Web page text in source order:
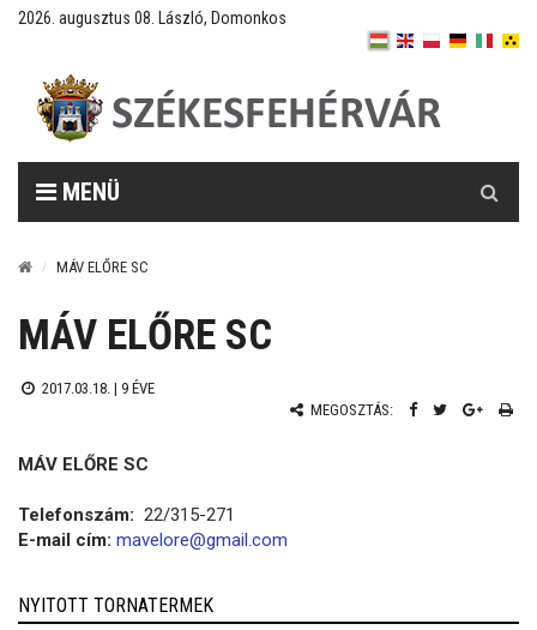
2026. augusztus 08. László, Domonkos
MENÜ
MÁV ELŐRE SC
MÁV ELŐRE SC
2017.03.18. | 9 ÉVE
MEGOSZTÁS:
MÁV ELŐRE SC
Telefonszám: 22/315-271
E-mail cím: mavelore@gmail.com
NYITOTT TORNATERMEK